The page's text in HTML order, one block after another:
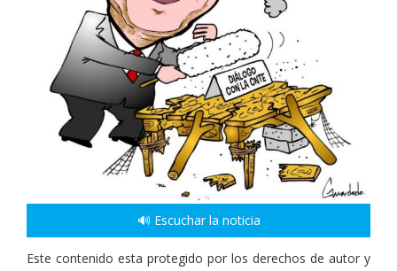
🔊 Escuchar la noticia
Este contenido esta protegido por los derechos de autor y